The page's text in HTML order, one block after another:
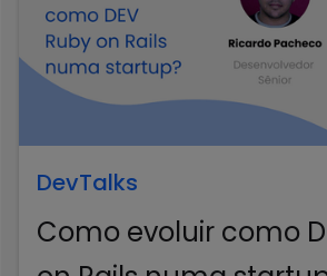
DevTalks
Como evoluir como